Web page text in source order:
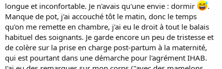
longue et inconfortable. Je n'avais qu'une envie : dormir
.
Manque de pot, j'ai accouché tôt le matin, donc le temps
qu'on me remette en chambre, j'ai eu le droit à tout le balais
habituel des soignants. Je garde encore un peu de tristesse et
de colère sur la prise en charge post-partum à la maternité,
qui est pourtant dans une démarche pour l'agrément IHAB.